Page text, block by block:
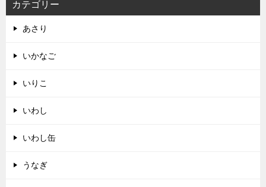
カテゴリー
あさり
いかなご
いりこ
いわし
いわし缶
うなぎ